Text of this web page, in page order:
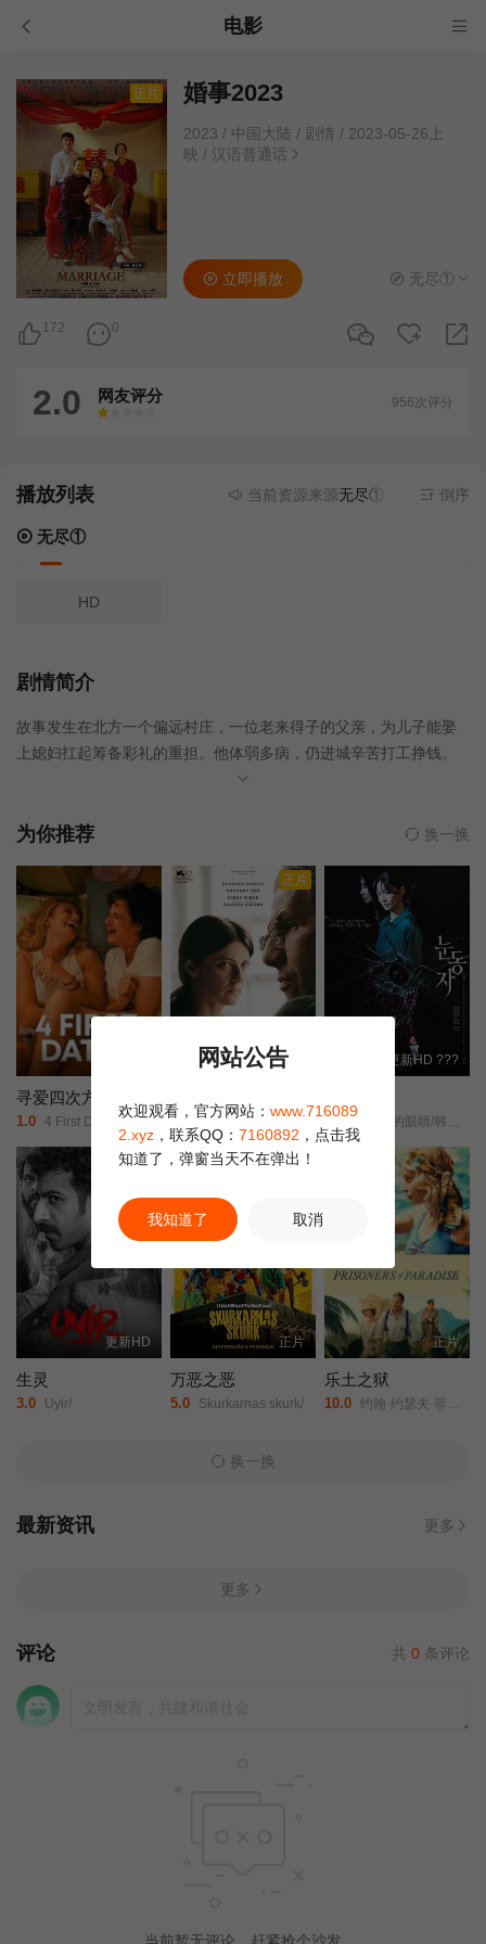
电影
正片 婚事2023
2023 / 中国大陆 / 剧情 / 2023-05-26上
映 / 汉语普通话
172 0
立即播放 无尽①
2.0 网友评分
很差
较差还行推荐
力荐
956次评分
播放列表 当前资源来源无尽①- 无需安装任何
倒序
无尽①
HD
剧情简介
故事发生在北方一个偏远村庄，一位老来得子的父亲，为儿子能娶
上媳妇扛起筹备彩礼的重担。他体弱多病，仍进城辛苦打工挣钱。
在一次交通事故中，父亲救下儿子，用生命换来赔偿款筹齐了彩
为你推荐 换一换
寻爱四次方
1.0 4 First Dates/
正片
更新HD
7.0 Elisa - I Wanted to Kill Her/Elisa — Io la volevo uccidere/
更新HD ???
6.0 茱莉娅的眼睛/韩版/Eyes/
更新HD
生灵
3.0 Uyir/
正片
万恶之恶
5.0 Skurkarnas skurk/
正片
乐土之狱
10.0 约翰·约瑟夫·菲尔德/艾丽·巴姆博/麦赫迪·德比/
换一换
最新资讯 更多
更多
评论 共 0 条评论
当前暂无评论，赶紧抢个沙发
网站公告
欢迎观看，官方网站： www.716089
2.xyz ，联系QQ： 7160892 ，点击我
知道了，弹窗当天不在弹出！
我知道了 取消